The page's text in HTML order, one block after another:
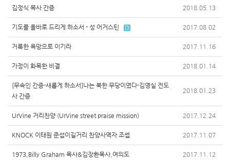
김정식 목사 간증 2018.05.13
기도를 올바로 드리게 하소서 - 성 어거스틴 2017.08.02
거룩한 욕망으로 이기라 2017.11.16
가정이 화목한 비결 2018.01.14
[무속인 간증-새롭게 하소서]나는 북한 무당이였다-김영실 전도
사 간증
2018.01.23
UrVine 거리찬양 (UrVine street praise mission) 2017.12.24
KNOCK 이태원 준섭이길거리 찬양사역자 조셉 2017.11.07
1973,Billy Graham 목사&김장환목사,여의도 2017.11.12